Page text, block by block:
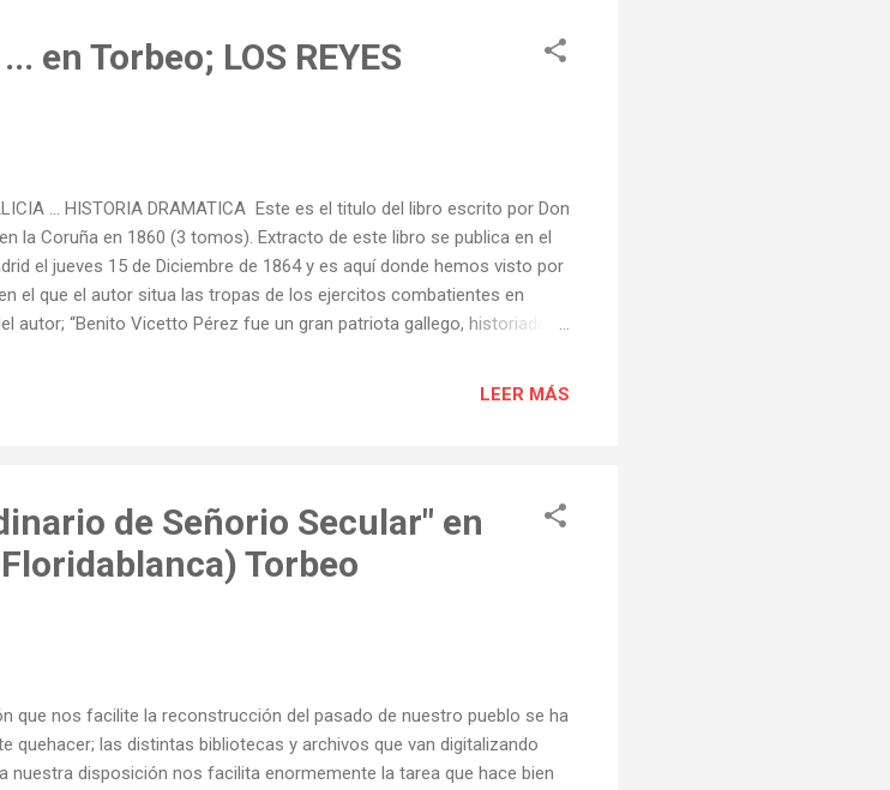
en Torbeo; LOS REYES
… HISTORIA DRAMATICA Este es el titulo del libro escrito por Don
la Coruña en 1860 (3 tomos). Extracto de este libro se publica en el
el jueves 15 de Diciembre de 1864 y es aquí donde hemos visto por
el que el autor situa las tropas de los ejercitos combatientes en
autor; “Benito Vicetto Pérez fue un gran patriota gallego, historiador y
LEER MÁS
de Señorio Secular" en
Torbeo
que nos facilite la reconstrucción del pasado de nuestro pueblo se ha
quehacer; las distintas bibliotecas y archivos que van digitalizando
nuestra disposición nos facilita enormemente la tarea que hace bien